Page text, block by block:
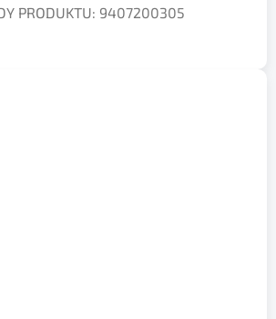
PRODUKTU: 9407200305